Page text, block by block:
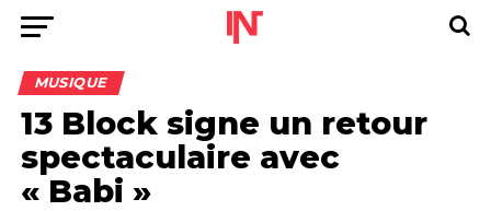
MUSIQUE
13 Block signe un retour
spectaculaire avec
« Babi »